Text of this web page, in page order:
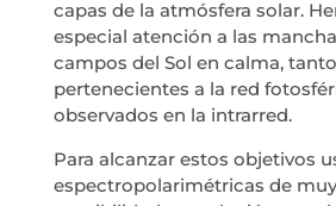
capas de la atmósfera solar.
especial atención a las
campos del Sol en calma,
pertenecientes a la red
observados en la intrarred.
Para alcanzar estos objetivos
espectropolarimétricas de